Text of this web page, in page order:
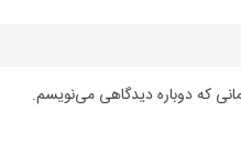
که دوباره دیدگاهی می‌نویسم.